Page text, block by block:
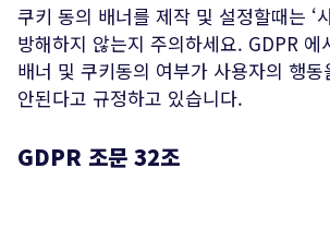
쿠키 동의 배너를 제작 및 설정할때는 ‘
방해하지 않는지 주의하세요. GDPR 에
배너 및 쿠키동의 여부가 사용자의 행동
안된다고 규정하고 있습니다.
GDPR 조문 32조